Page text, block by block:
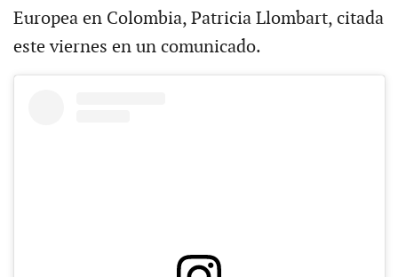
Europea en Colombia, Patricia Llombart, citada
este viernes en un comunicado.